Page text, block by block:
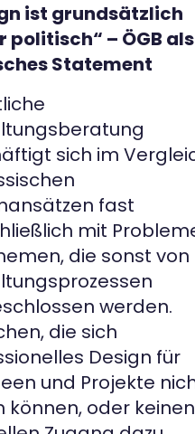
ist grundsätzlich
politisch“ – ÖGB als
Statement
sich im
fast
mit
die sonst von
werden.
die sich
Design für
und Projekte
können, oder keinen